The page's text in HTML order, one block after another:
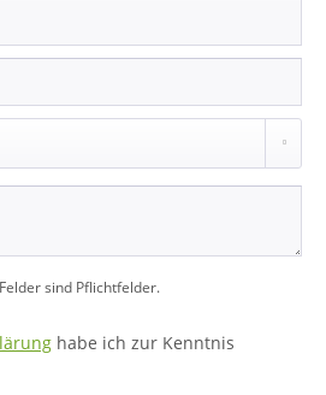
sind Pflichtfelder.
habe ich zur Kenntnis